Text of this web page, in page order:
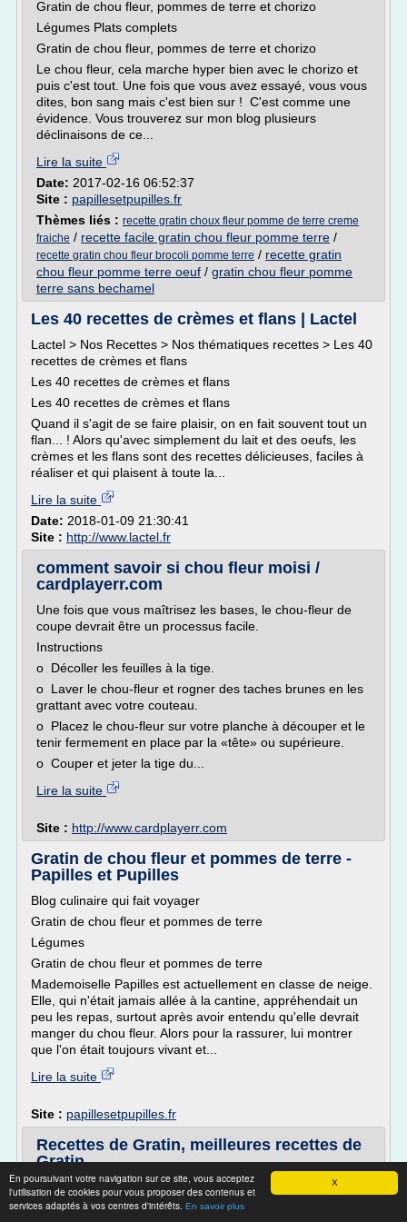
X
En poursuivant votre navigation sur ce site, vous acceptez
l'utilisation de cookies pour vous proposer des contenus et
services adaptés à vos centres d'intérêts. En savoir plus
Gratin de chou fleur, pommes de terre et chorizo
Légumes Plats complets
Gratin de chou fleur, pommes de terre et chorizo
Le chou fleur, cela marche hyper bien avec le chorizo et
puis c'est tout. Une fois que vous avez essayé, vous vous
dites, bon sang mais c'est bien sur ! C'est comme une
évidence. Vous trouverez sur mon blog plusieurs
déclinaisons de ce...
Lire la suite
Date: 2017-02-16 06:52:37
Site : papillesetpupilles.fr
Thèmes liés : recette gratin choux fleur pomme de terre creme
fraiche / recette facile gratin chou fleur pomme terre /
recette gratin chou fleur brocoli pomme terre / recette gratin
chou fleur pomme terre oeuf / gratin chou fleur pomme
terre sans bechamel
Les 40 recettes de crèmes et flans | Lactel
Lactel > Nos Recettes > Nos thématiques recettes > Les 40
recettes de crèmes et flans
Les 40 recettes de crèmes et flans
Les 40 recettes de crèmes et flans
Quand il s'agit de se faire plaisir, on en fait souvent tout un
flan... ! Alors qu'avec simplement du lait et des oeufs, les
crèmes et les flans sont des recettes délicieuses, faciles à
réaliser et qui plaisent à toute la...
Lire la suite
Date: 2018-01-09 21:30:41
Site : http://www.lactel.fr
comment savoir si chou fleur moisi /
cardplayerr.com
Une fois que vous maîtrisez les bases, le chou-fleur de
coupe devrait être un processus facile.
Instructions
o Décoller les feuilles à la tige.
o Laver le chou-fleur et rogner des taches brunes en les
grattant avec votre couteau.
o Placez le chou-fleur sur votre planche à découper et le
tenir fermement en place par la «tête» ou supérieure.
o Couper et jeter la tige du...
Lire la suite
Site : http://www.cardplayerr.com
Gratin de chou fleur et pommes de terre -
Papilles et Pupilles
Blog culinaire qui fait voyager
Gratin de chou fleur et pommes de terre
Légumes
Gratin de chou fleur et pommes de terre
Mademoiselle Papilles est actuellement en classe de neige.
Elle, qui n'était jamais allée à la cantine, appréhendait un
peu les repas, surtout après avoir entendu qu'elle devrait
manger du chou fleur. Alors pour la rassurer, lui montrer
que l'on était toujours vivant et...
Lire la suite
Site : papillesetpupilles.fr
Recettes de Gratin, meilleures recettes de
Gratin
Recette Gratin de champignon au fromage Préparation
recette de Gratin de champignon au fromage :